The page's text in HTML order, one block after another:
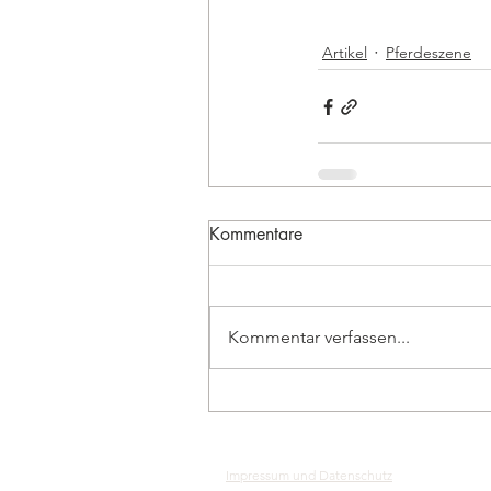
Artikel Pferdeszene
Kommentare
Kommentar verfassen...
Impressum und Datenschutz